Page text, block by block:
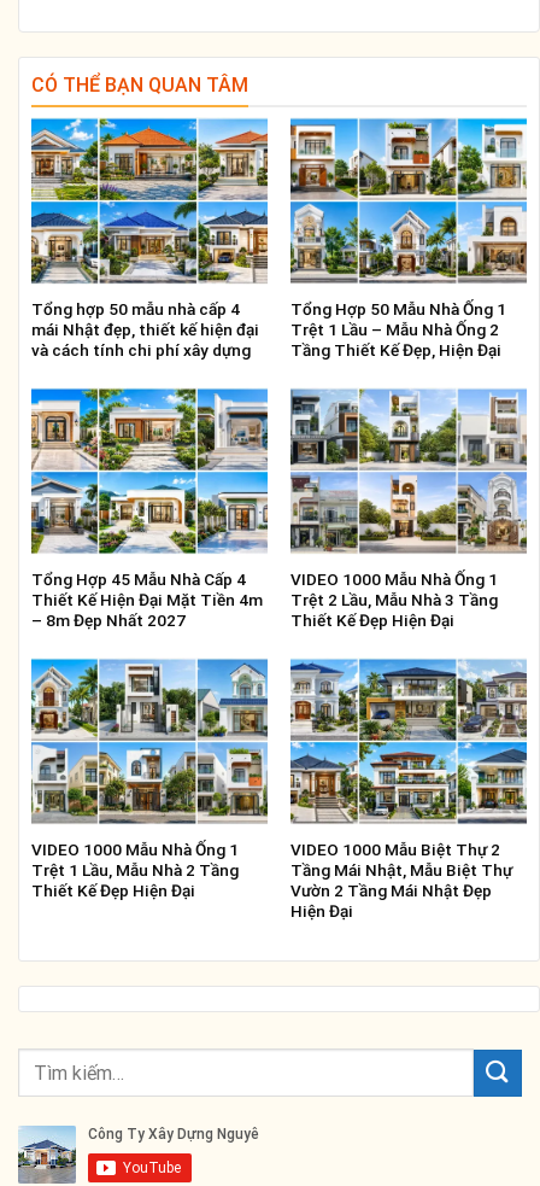
CÓ THỂ BẠN QUAN TÂM
Tổng hợp 50 mẫu nhà cấp 4
mái Nhật đẹp, thiết kế hiện đại
và cách tính chi phí xây dựng
Tổng Hợp 50 Mẫu Nhà Ống 1
Trệt 1 Lầu – Mẫu Nhà Ống 2
Tầng Thiết Kế Đẹp, Hiện Đại
Tổng Hợp 45 Mẫu Nhà Cấp 4
Thiết Kế Hiện Đại Mặt Tiền 4m
– 8m Đẹp Nhất 2027
VIDEO 1000 Mẫu Nhà Ống 1
Trệt 2 Lầu, Mẫu Nhà 3 Tầng
Thiết Kế Đẹp Hiện Đại
VIDEO 1000 Mẫu Nhà Ống 1
Trệt 1 Lầu, Mẫu Nhà 2 Tầng
Thiết Kế Đẹp Hiện Đại
VIDEO 1000 Mẫu Biệt Thự 2
Tầng Mái Nhật, Mẫu Biệt Thự
Vườn 2 Tầng Mái Nhật Đẹp
Hiện Đại